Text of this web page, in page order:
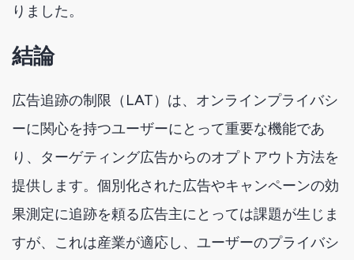
りました。
結論
広告追跡の制限（LAT）は、オンラインプライバシ
ーに関心を持つユーザーにとって重要な機能であ
り、ターゲティング広告からのオプトアウト方法を
提供します。個別化された広告やキャンペーンの効
果測定に追跡を頼る広告主にとっては課題が生じま
すが、これは産業が適応し、ユーザーのプライバシ